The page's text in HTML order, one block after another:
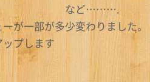
……….
が一部が多少変わりました。
プします